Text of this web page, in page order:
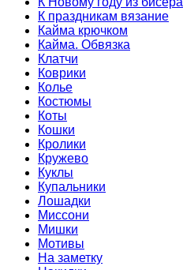
К праздникам вязание
Кайма крючком
Кайма. Обвязка
Клатчи
Коврики
Колье
Костюмы
Коты
Кошки
Кролики
Кружево
Куклы
Купальники
Лошадки
Миссони
Мишки
Мотивы
На заметку